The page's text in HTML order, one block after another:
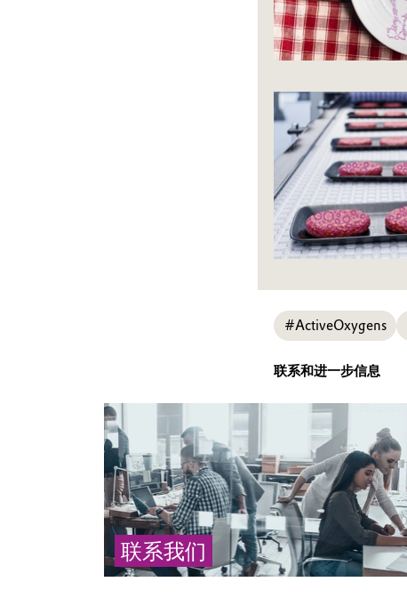
#ActiveOxygens
联系和进一步信息
联系我们